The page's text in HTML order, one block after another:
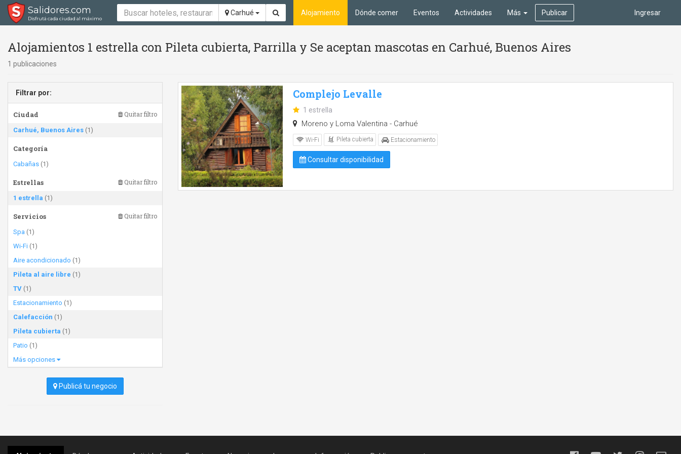
Salidores.com
Disfrutá cada ciudad al máximo
Carhué Ingresar
Alojamiento Dónde comer Eventos Actividades Más Publicar
Alojamientos 1 estrella con Pileta cubierta, Parrilla y Se aceptan mascotas en Carhué, Buenos Aires
1 publicaciones
Filtrar por:
Ciudad Quitar filtro
Carhué, Buenos Aires (1)
Categoría
Cabañas (1)
Estrellas Quitar filtro
1 estrella (1)
Servicios Quitar filtro
Spa (1)
Wi-Fi (1)
Aire acondicionado (1)
Pileta al aire libre (1)
TV (1)
Estacionamiento (1)
Calefacción (1)
Pileta cubierta (1)
Patio (1)
Más opciones
Publicá tu negocio
Complejo Levalle
1 estrella
Moreno y Loma Valentina - Carhué
Wi-Fi Pileta cubierta Estacionamiento
Consultar disponibilidad